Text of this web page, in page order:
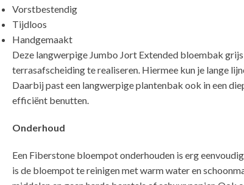
Vorstbestendig
Tijdloos
Handgemaakt
Deze langwerpige Jumbo Jort Extended bloembak
terrasafscheiding te realiseren. Hiermee kun je lange
Daarbij past een langwerpige plantenbak ook in een
efficiënt benutten.
Onderhoud
Een Fiberstone bloempot onderhouden is erg
is de bloempot te reinigen met warm water en